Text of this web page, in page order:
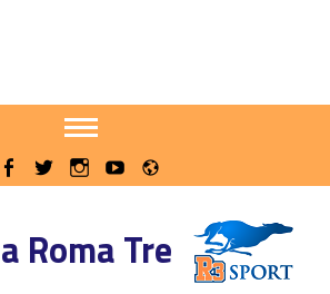
Roma Tre
Apri il menu secondario
WebMan on Facebook
WebMan on TwitterWebMan on Instagram
WebMan on Youtube